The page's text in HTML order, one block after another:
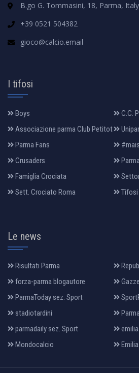
B.go G. Tommasini, 18, Parma, Italy
+39 0521 504382
gioco@calcio.email
I tifosi
Boys
C.C.
Associazione parma Club Petitot
Parma Fans
Crusaders
Famiglia Crociata
Sett. Crociato Roma
Tifosi
Le news
Risultati Parma
forza-parma blogautore
ParmaToday sez. Sport
stadiotardini
parmadaily sez. Sport
Mondocalcio